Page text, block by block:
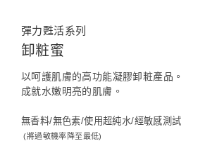
彈力甦活系列
卸粧蜜
以呵護肌膚的高功能凝膠卸粧產品。
成就水嫩明亮的肌膚。
無香料/無色素/使用超純水/經敏感測試
(將過敏機率降至最低)